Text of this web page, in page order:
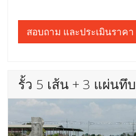
สอบถาม และประเมินราคา
รั้ว 5 เส้น + 3 แผ่นทึบ